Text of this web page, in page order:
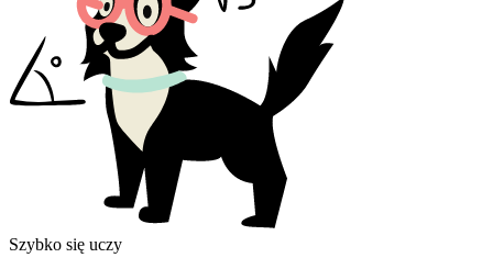
Szybko się uczy